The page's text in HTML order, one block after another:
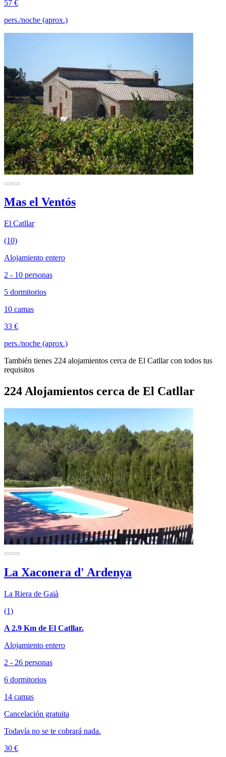
57 €
pers./noche (aprox.)
Mas el Ventós
El Catllar
(10)
Alojamiento entero
2 - 10 personas
5 dormitorios
10 camas
33 €
pers./noche (aprox.)
También tienes 224 alojamientos cerca de El Catllar con todos tus
requisitos
224 Alojamientos cerca de El Catllar
La Xaconera d' Ardenya
La Riera de Gaià
(1)
A 2.9 Km de El Catllar.
Alojamiento entero
2 - 26 personas
6 dormitorios
14 camas
Cancelación gratuita
Todavía no se te cobrará nada.
30 €